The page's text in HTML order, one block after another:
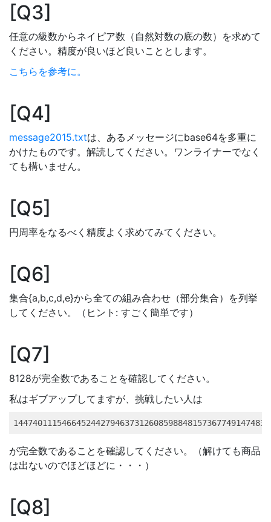
Q3
任意の級数からネイピア数（自然対数の底の数）を求めて
ください。精度が良いほど良いこととします。
こちらを参考に。
Q4
message2015.txtは、あるメッセージにbase64を多重に
かけたものです。解読してください。ワンライナーでなく
ても構いません。
Q5
円周率をなるべく精度よく求めてみてください。
Q6
集合{a,b,c,d,e}から全ての組み合わせ（部分集合）を列挙
してください。（ヒント: すごく簡単です）
Q7
8128が完全数であることを確認してください。
私はギブアップしてますが、挑戦したい人は
が完全数であることを確認してください。（解けても商品
は出ないのでほどほどに・・・）
Q8